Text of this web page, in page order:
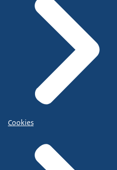
Cookies